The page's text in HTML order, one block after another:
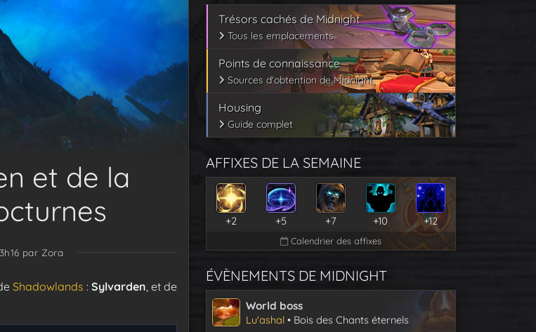
et de la
par Zora
Shadowlands : Sylvarden , et de
Trésors cachés de Midnight
Tous les emplacements
Points de connaissance
Sources d'obtention de Midnight
Housing
Guide complet
AFFIXES DE LA SEMAINE
+2 +5 +7 +10 +12
Calendrier des affixes
ÉVÈNEMENTS DE MIDNIGHT
World boss
Lu'ashal • Bois des Chants éternels